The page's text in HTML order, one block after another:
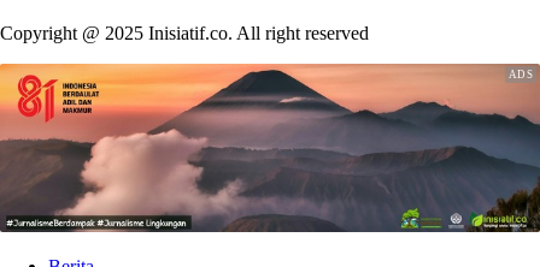
Copyright @ 2025 Inisiatif.co. All right reserved